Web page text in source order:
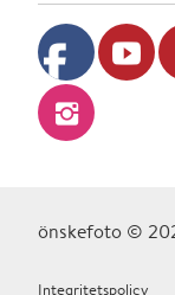
facebook youtube
instagram
önskefoto ©
Integritetspolicy